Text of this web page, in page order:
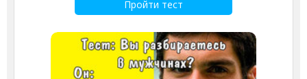
Пройти тест